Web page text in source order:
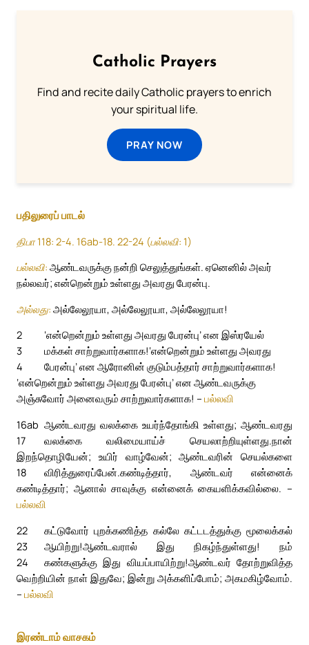
Catholic Prayers
Find and recite daily Catholic prayers to enrich
your spiritual life.
PRAY NOW
பதிலுரைப் பாடல்
திபா 118: 2-4. 16ab-18. 22-24 (பல்லவி: 1)
பல்லவி: ஆண்டவருக்கு நன்றி செலுத்துங்கள். ஏனெனில் அவர்
நல்லவர்; என்றென்றும் உள்ளது அவரது பேரன்பு.
அல்லது: அல்லேலூயா, அல்லேலூயா, அல்லேலூயா!
2
‘என்றென்றும் உள்ளது அவரது பேரன்பு’ என இஸ்ரயேல்
மக்கள் சாற்றுவார்களாக!
3
‘என்றென்றும் உள்ளது அவரது
பேரன்பு’ என ஆரோனின் குடும்பத்தார் சாற்றுவார்களாக!
4
‘என்றென்றும் உள்ளது அவரது பேரன்பு’ என ஆண்டவருக்கு
அஞ்சுவோர் அனைவரும் சாற்றுவார்களாக! – பல்லவி
16ab ஆண்டவரது வலக்கை உயர்ந்தோங்கி உள்ளது; ஆண்டவரது
வலக்கை வலிமையாய்ச் செயலாற்றியுள்ளது.
17
நான்
இறந்தொழியேன்; உயிர் வாழ்வேன்; ஆண்டவரின் செயல்களை
விரித்துரைப்பேன்.
18
கண்டித்தார், ஆண்டவர் என்னைக்
கண்டித்தார்; ஆனால் சாவுக்கு என்னைக் கையளிக்கவில்லை. –
பல்லவி
22
கட்டுவோர் புறக்கணித்த கல்லே கட்டடத்துக்கு மூலைக்கல்
ஆயிற்று!
23
ஆண்டவரால் இது நிகழ்ந்துள்ளது! நம்
கண்களுக்கு இது வியப்பாயிற்று!
24
ஆண்டவர் தோற்றுவித்த
வெற்றியின் நாள் இதுவே; இன்று அக்களிப்போம்; அகமகிழ்வோம்.
– பல்லவி
இரண்டாம் வாசகம்